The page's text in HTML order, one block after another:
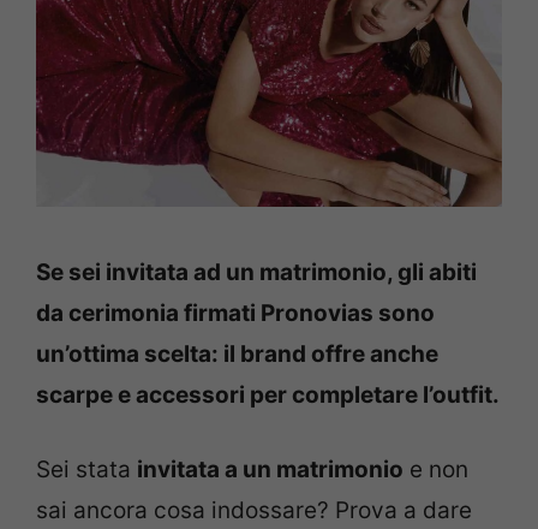
Se sei invitata ad un matrimonio, gli abiti
da cerimonia firmati Pronovias sono
un’ottima scelta: il brand offre anche
scarpe e accessori per completare l’outfit.
Sei stata invitata a un matrimonio e non
sai ancora cosa indossare? Prova a dare